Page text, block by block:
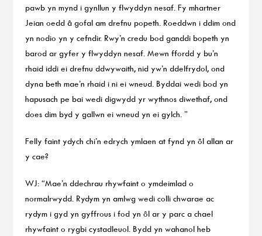
pawb yn mynd i gynllun y flwyddyn nesaf. Fy mhartner
Jeian oedd â gofal am drefnu popeth. Roeddwn i ddim ond
yn nodio yn y cefndir. Rwy’n credu bod ganddi bopeth yn
barod ar gyfer y flwyddyn nesaf. Mewn ffordd y bu’n
rhaid iddi ei drefnu ddwywaith, nid yw’n ddelfrydol, ond
dyna beth mae’n rhaid i ni ei wneud. Byddai wedi bod yn
hapusach pe bai wedi digwydd yr wythnos diwethaf, ond
does dim byd y gallwn ei wneud yn ei gylch. ”
Felly faint ydych chi’n edrych ymlaen at fynd yn ôl allan ar
y cae?
WJ: “Mae’n ddechrau rhywfaint o ymdeimlad o
normalrwydd. Rydym yn amlwg wedi colli chwarae ac
rydym i gyd yn gyffrous i fod yn ôl ar y parc a chael
rhywfaint o rygbi cystadleuol. Bydd yn wahanol heb